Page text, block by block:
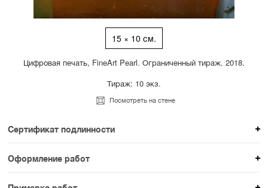
15 × 10 см.
Цифровая печать, FineArt Pearl. Ограниченный тираж. 2018.
Тираж: 10 экз.
Посмотреть на стене
Сертификат подлинности
К каждому авторскому произведению мы
прикладываем сертификат подлинности. Для товаров
раздела SAMPLE СЕРИЯ сертификаты не
Оформление работ
При покупке произведения вы можете выбрать и